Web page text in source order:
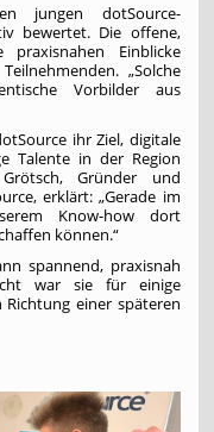
jungen dotSource-
bewertet. Die offene,
Einblicke
„Solche
Vorbilder aus
ihr Ziel, digitale
Talente in der Region
Gründer und
erklärt: „Gerade im
Know-how dort
können.“
spannend, praxisnah
war sie für einige
einer späteren